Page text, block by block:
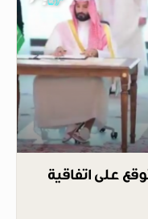
على اتفاقية